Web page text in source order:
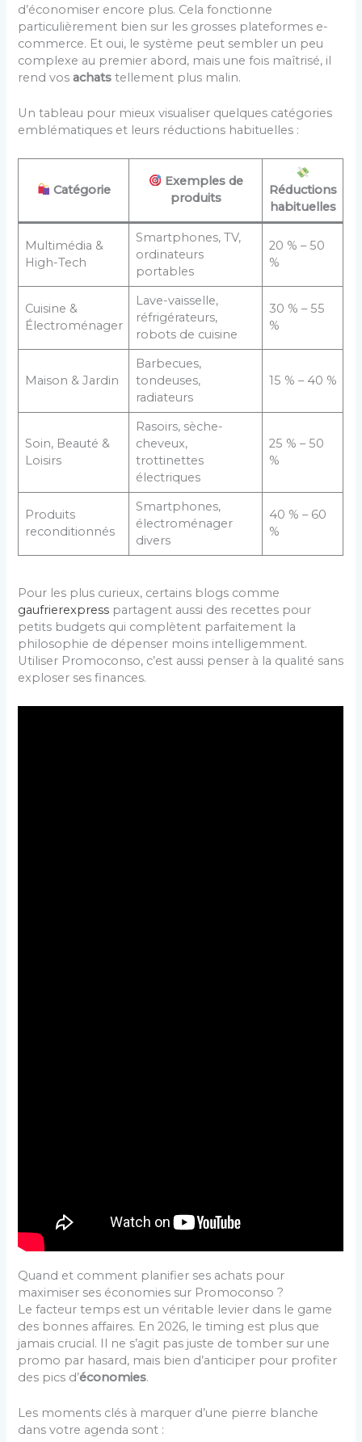
d’économiser encore plus. Cela fonctionne
particulièrement bien sur les grosses plateformes e-
commerce. Et oui, le système peut sembler un peu
complexe au premier abord, mais une fois maîtrisé, il
rend vosachats tellement plus malin.
Un tableau pour mieux visualiser quelques catégories
emblématiques et leurs réductions habituelles :
Catégorie
Exemples de
produits
Réductions
habituelles
Multimédia &
High-Tech
Smartphones, TV,
ordinateurs
portables
20 % – 50
%
Cuisine &
Électroménager
Lave-vaisselle,
réfrigérateurs,
robots de cuisine
30 % – 55
%
Maison & Jardin
Barbecues,
tondeuses,
radiateurs
15 % – 40 %
Soin, Beauté &
Loisirs
Rasoirs, sèche-
cheveux,
trottinettes
électriques
25 % – 50
%
Produits
reconditionnés
Smartphones,
électroménager
divers
40 % – 60
%
Pour les plus curieux, certains blogs comme
gaufrierexpress partagent aussi des recettes pour
petits budgets qui complètent parfaitement la
philosophie de dépenser moins intelligemment.
Utiliser Promoconso, c’est aussi penser à la qualité sans
exploser ses finances.
Quand et comment planifier ses achats pour
maximiser ses économies sur Promoconso ?
Le facteur temps est un véritable levier dans le game
des bonnes affaires. En 2026, le timing est plus que
jamais crucial. Il ne s’agit pas juste de tomber sur une
promo par hasard, mais bien d’anticiper pour profiter
des pics d’économies.
Les moments clés à marquer d’une pierre blanche
dans votre agenda sont :